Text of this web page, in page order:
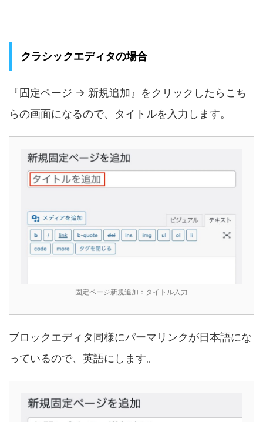
クラシックエディタの場合
『固定ページ → 新規追加』をクリックしたらこち
らの画面になるので、タイトルを入力します。
固定ページ新規追加：タイトル入力
ブロックエディタ同様にパーマリンクが日本語にな
っているので、英語にします。